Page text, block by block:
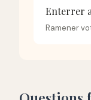
Enterrer
Ramener